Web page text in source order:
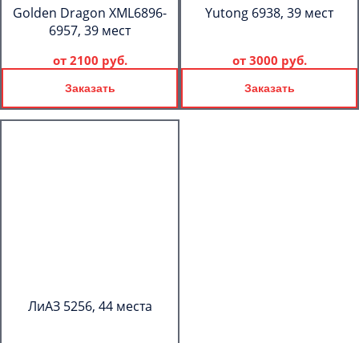
Golden Dragon XML6896-
6957, 39 мест
от 2100 руб.
Заказать
Yutong 6938, 39 мест
от 3000 руб.
Заказать
ЛиАЗ 5256, 44 места